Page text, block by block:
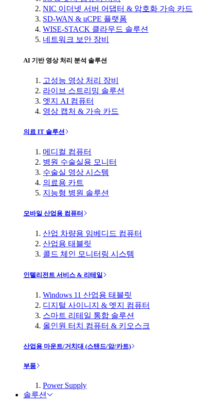
NIC 이더넷 서버 어댑터 & 암호화 가속 카드
SD-WAN & uCPE 플랫폼
WISE-STACK 클라우드 솔루션
네트워크 보안 장비
AI 기반 영상 처리 분석 솔루션
고성능 영상 처리 장비
라이브 스트리밍 솔루션
엣지 AI 컴퓨터
영상 캡처 & 가속 카드
의료 IT 솔루션
메디컬 컴퓨터
병원 수술실용 모니터
수술실 영상 시스템
의료용 카트
지능형 병원 솔루션
모바일 산업용 컴퓨터
산업 차량용 임베디드 컴퓨터
산업용 태블릿
콜드 체인 모니터링 시스템
인텔리전트 서비스 & 리테일
Windows 11 산업용 태블릿
디지털 사이니지 & 엣지 컴퓨터
스마트 리테일 통합 솔루션
올인원 터치 컴퓨터 & 키오스크
산업용 마운트/거치대 (스탠드/암/카트)
부품
Power Supply
솔루션